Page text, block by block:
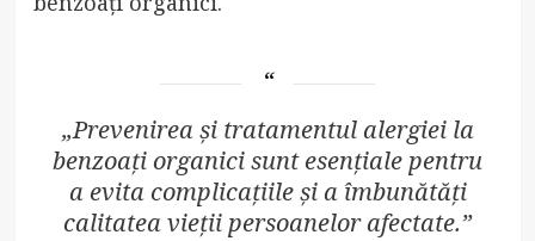
„Prevenirea și tratamentul alergiei la
benzoați organici sunt esențiale pentru
a evita complicațiile și a îmbunătăți
calitatea vieții persoanelor afectate.”